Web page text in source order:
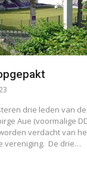
drie leden van de
Aue (voormalige
verdacht van
vereniging. De drie…